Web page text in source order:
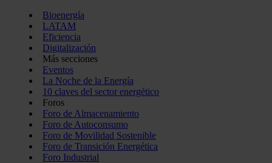
Bioenergía
LATAM
Eficiencia
Digitalización
Más secciones
Eventos
La Noche de la Energía
10 claves del sector energético
Foros
Foro de Almacenamiento
Foro de Autoconsumo
Foro de Movilidad Sostenible
Foro de Transición Energética
Foro Industrial